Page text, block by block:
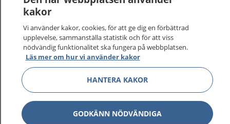
1177 på flera språk
Om 1177 Visa
Kontakt Visa
kakor
Vi använder kakor, cookies, för att ge dig en förbättrad
upplevelse, sammanställa statistik och för att viss
nödvändig funktionalitet ska fungera på webbplatsen.
Läs mer om hur vi använder kakor
HANTERA KAKOR
GODKÄNN NÖDVÄNDIGA